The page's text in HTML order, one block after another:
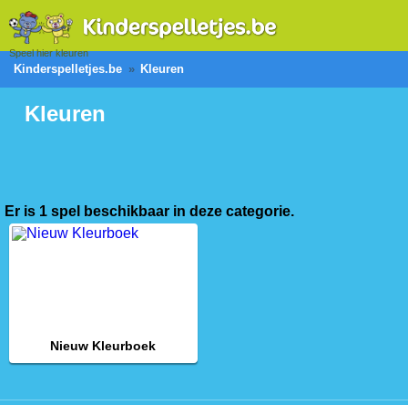
Speel hier kleuren
Kinderspelletjes.be Kleuren
Kleuren
Er is 1 spel beschikbaar in deze categorie.
Nieuw Kleurboek